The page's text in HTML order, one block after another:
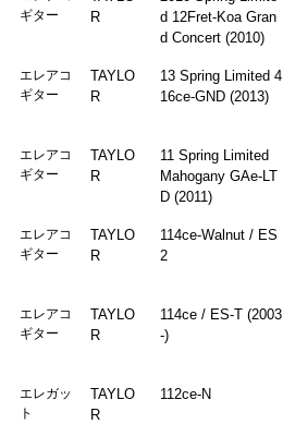
ギター
R
d 12Fret-Koa Gran
d Concert (2010)
エレアコ
ギター
TAYLO
R
13 Spring Limited 4
16ce-GND (2013)
エレアコ
ギター
TAYLO
R
11 Spring Limited
Mahogany GAe-LT
D (2011)
エレアコ
ギター
TAYLO
R
114ce-Walnut / ES
2
エレアコ
ギター
TAYLO
R
114ce / ES-T (2003
-)
エレガッ
ト
TAYLO
R
112ce-N